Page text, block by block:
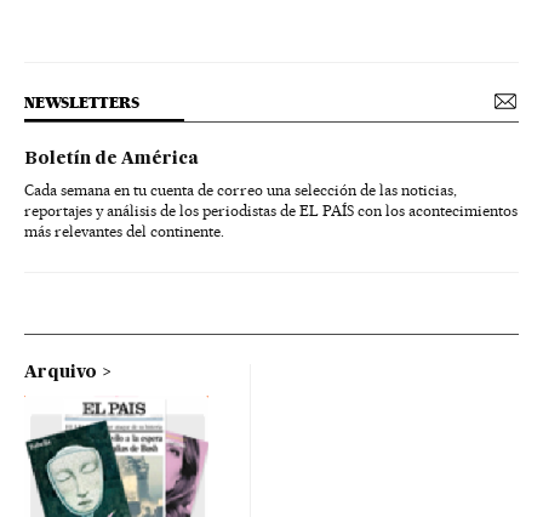
NEWSLETTERS
Boletín de América
Cada semana en tu cuenta de correo una selección de las noticias,
reportajes y análisis de los periodistas de EL PAÍS con los acontecimientos
más relevantes del continente.
Arquivo